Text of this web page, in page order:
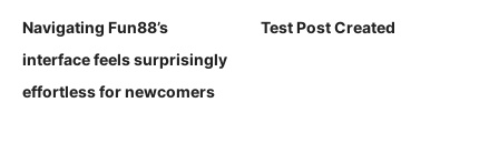
Navigating Fun88’s
interface feels surprisingly
effortless for newcomers
Test Post Created